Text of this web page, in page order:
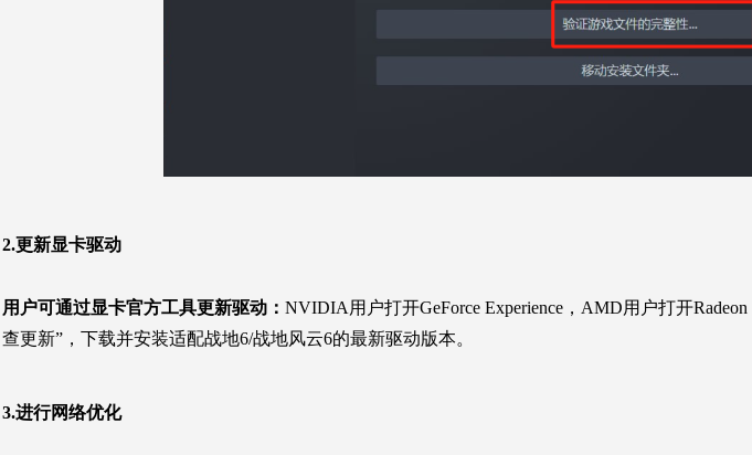
2.更新显卡驱动
用户可通过显卡官方工具更新驱动： NVIDIA用户打开GeForce Experience，AMD用户打开Radeon
查更新”，下载并安装适配战地6/战地风云6的最新驱动版本。
3.进行网络优化